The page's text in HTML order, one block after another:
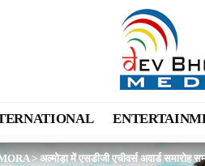
>अल्मोड़ा में एसडीजी एचीवर्स अवार्ड समारोह